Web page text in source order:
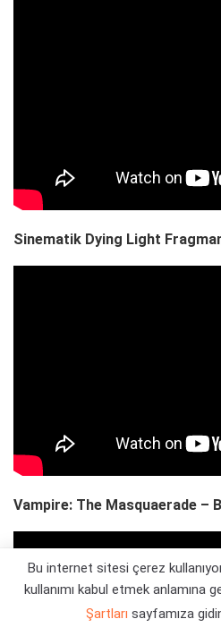
Sinematik Dying Light
Vampire: The Masquaerade –
Bu internet sitesi çerez
kullanımı kabul etmek anlamına
Şartları sayfamıza